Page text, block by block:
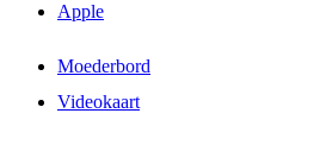
Apple
Moederbord
Videokaart